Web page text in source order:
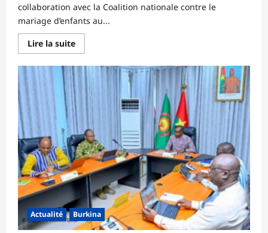
collaboration avec la Coalition nationale contre le
mariage d’enfants au...
Lire la suiteEn
savoir
sur
le
d’enfants
:
L’ADEP
et
le
CONAMEB
invitent
les
journalistes
à
jouer
leur
partition
dans
la
Actualité Burkina